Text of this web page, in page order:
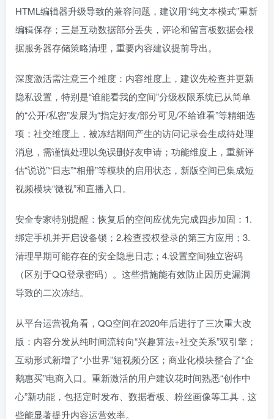
HTML编辑器升级导致的兼容问题，建议用“纯文本模式”重新
编辑保存；三是互动数据部分丢失，评论和留言板数据会根
据服务器存储策略清理，重要内容建议提前导出。
深度激活需注意三个维度：内容维度上，建议先检查并更新
隐私设置，特别是“谁能看我的空间”分级权限系统已从简单
的“公开/私密”发展为“指定好友/部分可见/不给谁看”等精细选
项；社交维度上，被冻结期间产生的访问记录会生成待处理
消息，需谨慎处理以免误删好友申请；功能维度上，重新评
估“说说”“日志”“相册”等模块的启用状态，新版空间已集成短
视频模块“微视”和直播入口。
安全专家特别提醒：恢复后的空间应优先完成四步加固：1.
绑定手机并开启设备锁；2.检查授权登录的第三方应用；3.
清理早期可能存在的安全隐患日志；4.设置空间独立密码
（区别于QQ登录密码）。这些措施能有效防止因历史漏洞
导致的二次冻结。
从平台运营视角看，QQ空间在2020年后进行了三次重大改
版：内容分发从纯时间流转向“兴趣算法+社交关系”双引擎；
互动形式新增了“小世界”短视频分区；商业化模块整合了“企
鹅惠买”电商入口。重新激活的用户建议花时间熟悉“创作中
心”新功能，包括定时发布、数据看板、粉丝画像等工具，这
些能显著提升内容运营效率。